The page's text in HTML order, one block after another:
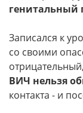
генитальный
Записался к
со своими
ВИЧ нельзя
контакта - и